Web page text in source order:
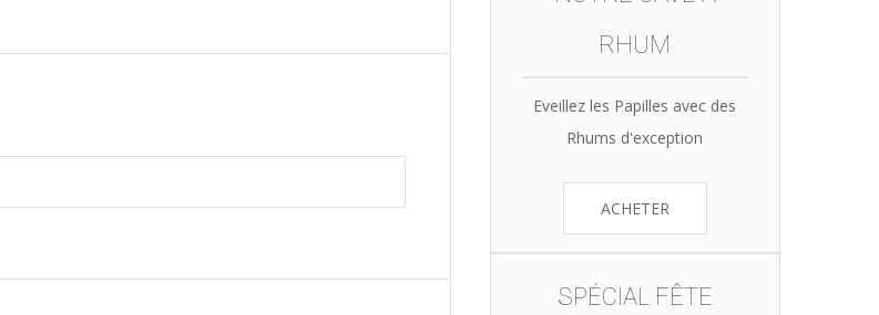
RHUM
Eveillez les Papilles avec des
Rhums d'exception
ACHETER
SPÉCIAL FÊTE